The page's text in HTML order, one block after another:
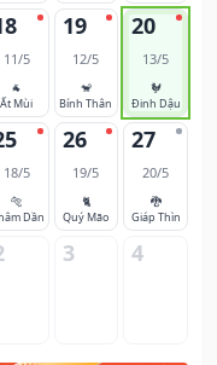
11/5
🐐
Ất Mùi
19
12/5
🐒
Bính Thân
20
13/5
🐓
Đinh Dậu
18/5
🐅
Dần
26
19/5
🐈
Quý Mão
27
20/5
🐉
Giáp Thìn
3 4